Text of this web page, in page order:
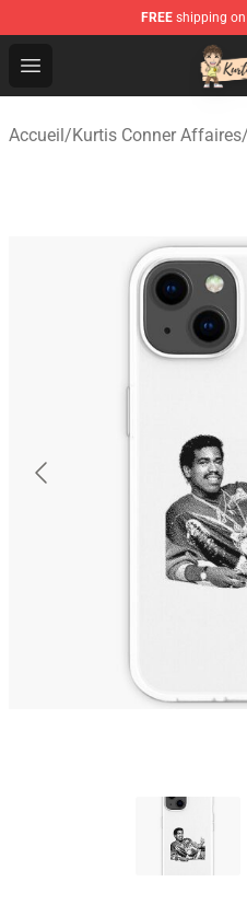
FREE shipping
Open menu
Kurtis Conner Store -
Accueil/Kurtis Conner Affaires/